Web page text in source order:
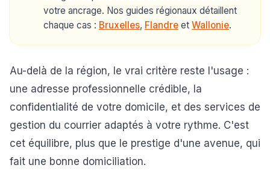
votre ancrage. Nos guides régionaux détaillent
chaque cas : Bruxelles, Flandre et Wallonie.
Au-delà de la région, le vrai critère reste l'usage :
une adresse professionnelle crédible, la
confidentialité de votre domicile, et des services de
gestion du courrier adaptés à votre rythme. C'est
cet équilibre, plus que le prestige d'une avenue, qui
fait une bonne domiciliation.